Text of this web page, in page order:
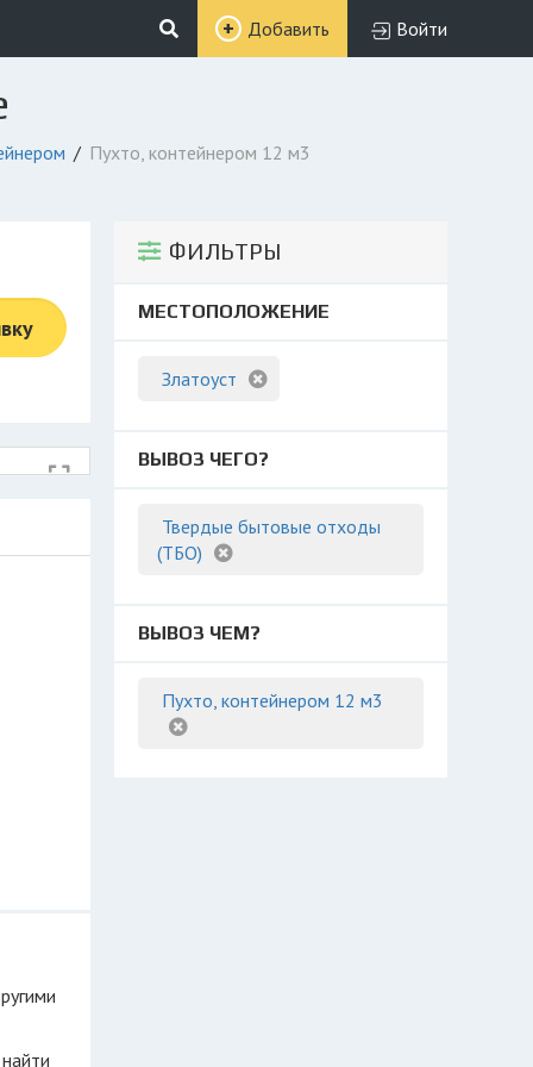
Добавить Войти
Пухто, контейнером 12 м3
ФИЛЬТРЫ
МЕСТОПОЛОЖЕНИЕ
Златоуст
ВЫВОЗ ЧЕГО?
Твердые бытовые отходы
(ТБО)
ВЫВОЗ ЧЕМ?
Пухто, контейнером 12 м3